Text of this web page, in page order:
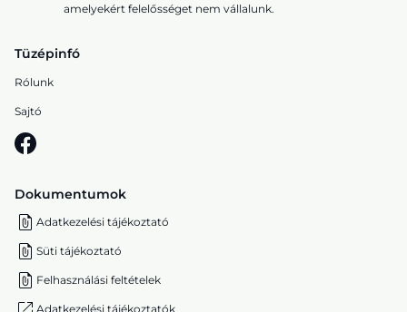
amelyekért felelősséget nem vállalunk.
Tüzépinfó
Rólunk
Sajtó
Dokumentumok
Adatkezelési tájékoztató
Süti tájékoztató
Felhasználási feltételek
Adatkezelési tájékoztatók